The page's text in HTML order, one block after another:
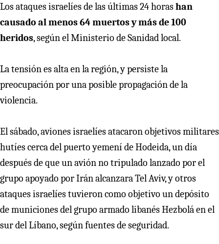
Los ataques israelíes de las últimas 24 horashan
causado al menos 64 muertos y más de 100
heridos, según el Ministerio de Sanidad local.
La tensión es alta en la región, y persiste la
preocupación por una posible propagación de la
violencia.
El sábado, aviones israelíes atacaron objetivos militares
hutíes cerca del puerto yemení de Hodeida, un día
después de que un avión no tripulado lanzado por el
grupo apoyado por Irán alcanzara Tel Aviv, y otros
ataques israelíes tuvieron como objetivo un depósito
de municiones del grupo armado libanés Hezbolá en el
sur del Líbano, según fuentes de seguridad.